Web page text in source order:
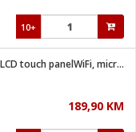
10+
Digitalni foto okvir 10", LCD touch panelWiFi, microUSB
189,90 KM